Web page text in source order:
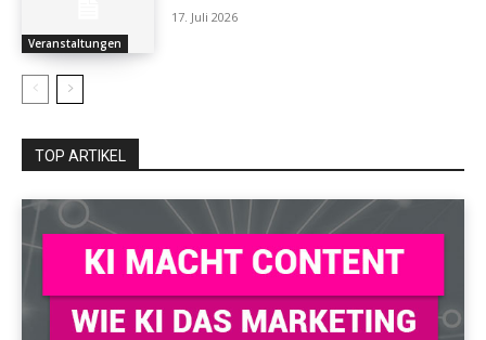
Veranstaltungen
17. Juli 2026
TOP ARTIKEL